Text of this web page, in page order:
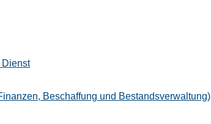
Dienst
Beschaffung und Bestandsverwaltung)